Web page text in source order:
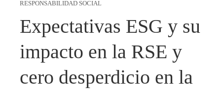
RESPONSABILIDAD SOCIAL
Expectativas ESG y su
impacto en la RSE y
cero desperdicio en la